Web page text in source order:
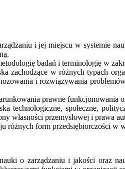
i jej miejscu w systemie
badań i terminologię w
zachodzące w różnych typach
i rozwiązywania
prawne
technologiczne, społeczne,
własności przemysłowej i prawa
różnych form przedsiębiorczości w
o zarządzaniu i jakości oraz